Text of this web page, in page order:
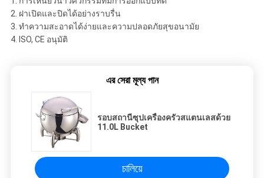
2. ฝาเปิดและปิดได้อย่างราบรื่น
3. ทำความสะอาดได้ง่ายและความปลอดภัยสุขอนามัย
4. ISO, CE อนุมัติ
এর সেরা মূল্য পান
รอบสถานีซุปเครื่องครัวสแตนเลสด้วย
11.0L Bucket
চালিয়ে